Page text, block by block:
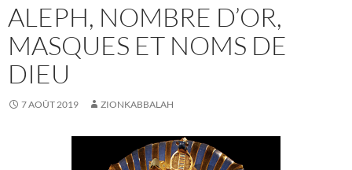
ALEPH, NOMBRE D’OR,
MASQUES ET NOMS DE
DIEU
7 AOÛT 2019 ZIONKABBALAH